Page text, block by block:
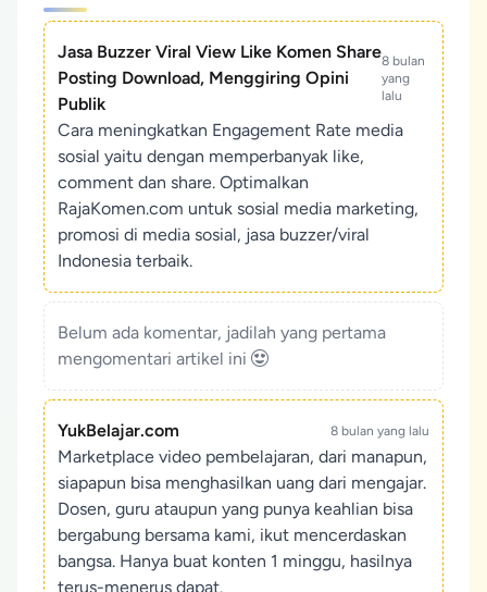
Jasa Buzzer Viral View Like Komen Share
Posting Download, Menggiring Opini
Publik
8 bulan
yang
lalu
Cara meningkatkan Engagement Rate media
sosial yaitu dengan memperbanyak like,
comment dan share. Optimalkan
RajaKomen.com untuk sosial media marketing,
promosi di media sosial, jasa buzzer/viral
Indonesia terbaik.
Belum ada komentar, jadilah yang pertama
mengomentari artikel ini
YukBelajar.com 8 bulan yang lalu
Marketplace video pembelajaran, dari manapun,
siapapun bisa menghasilkan uang dari mengajar.
Dosen, guru ataupun yang punya keahlian bisa
bergabung bersama kami, ikut mencerdaskan
bangsa. Hanya buat konten 1 minggu, hasilnya
terus-menerus dapat.